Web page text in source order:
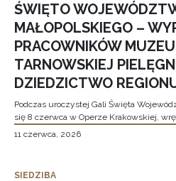
ŚWIĘTO
MAŁOPOLSKIEGO –
PRACOWNIKÓW
TARNOWSKIEJ
DZIEDZICTWO
Podczas uroczystej Gali Święta
się 8 czerwca w Operze Krakowskiej,
11 czerwca, 2026
SIEDZIBA